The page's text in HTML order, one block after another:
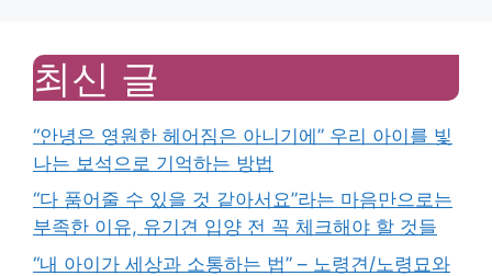
최신 글
“안녕은 영원한 헤어짐은 아니기에” 우리 아이를 빛
나는 보석으로 기억하는 방법
“다 품어줄 수 있을 것 같아서요”라는 마음만으로는
부족한 이유, 유기견 입양 전 꼭 체크해야 할 것들
“내 아이가 세상과 소통하는 법” – 노령견/노령묘와